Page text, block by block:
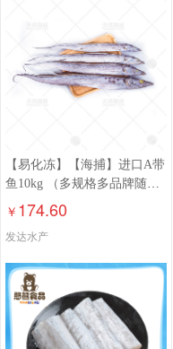
【易化冻】【海捕】进口A带
鱼10kg （多规格多品牌随
机）
￥ 174.60
发达水产